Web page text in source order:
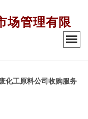
场管理有限
化工原料公司收购服务